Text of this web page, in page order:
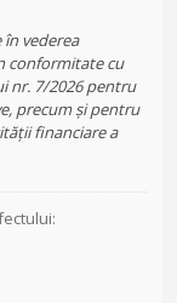
vederea
conformitate cu
nr. 7/2026 pentru
precum și pentru
financiare a
: